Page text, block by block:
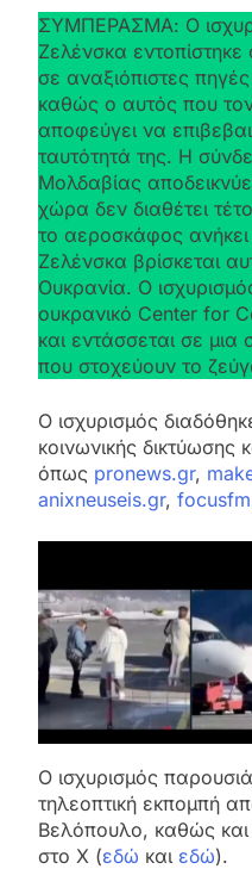
ΣΥΜΠΕΡΑΣΜΑ: Ο
Ζελένσκα
σε αναξιόπιστες
καθώς ο αυτός που
αποφεύγει να
ταυτότητά της. Η
Μολδαβίας
χώρα δεν διαθέτει
το αεροσκάφος ανήκει
Ζελένσκα βρίσκεται
Ουκρανία. Ο
ουκρανικό Center for
και εντάσσεται σε
που στοχεύουν το
Ο ισχυρισμός
κοινωνικής δικτύωσης
όπως pronews.gr,
anixneuseis.gr,
Ο ισχυρισμός
τηλεοπτική εκπομπή
Βελόπουλο, καθώς
στο X (εδώ και εδώ).